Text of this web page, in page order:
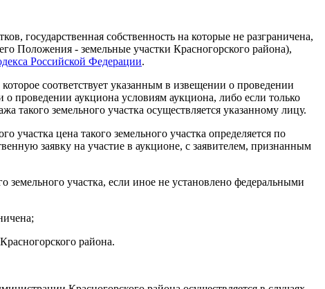
государственная собственность на которые не разграничена,
Положения - земельные участки Красногорского района),
Российской Федерации.
соответствует указанным в извещении о проведении
о проведении аукциона условиям аукциона, либо если только
такого земельного участка осуществляется указанному лицу.
цена такого земельного участка определяется по
заявку на участие в аукционе, с заявителем, признанным
земельного участка, если иное не установлено федеральными
района.